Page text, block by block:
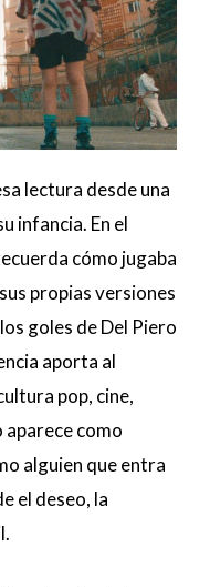
lectura desde una
infancia. En el
cómo jugaba
propias versiones
goles de Del Piero
aporta al
pop, cine,
como
alguien que entra
el deseo, la